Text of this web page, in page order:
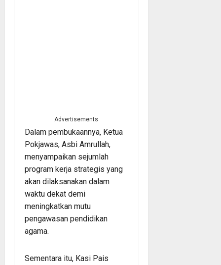
Advertisements
Dalam pembukaannya, Ketua
Pokjawas, Asbi Amrullah,
menyampaikan sejumlah
program kerja strategis yang
akan dilaksanakan dalam
waktu dekat demi
meningkatkan mutu
pengawasan pendidikan
agama.
Sementara itu, Kasi Pais